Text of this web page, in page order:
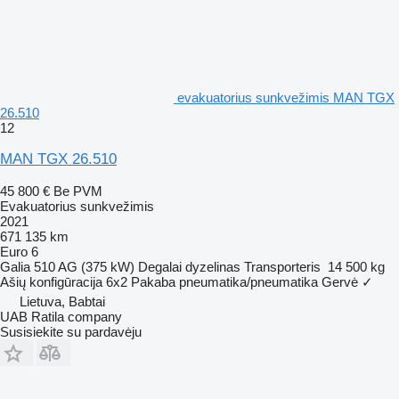
evakuatorius sunkvežimis MAN TGX
26.510
12
MAN TGX 26.510
45 800 € Be PVM
Evakuatorius sunkvežimis
2021
671 135 km
Euro 6
Galia 510 AG (375 kW) Degalai dyzelinas Transporteris 14 500 kg
Ašių konfigūracija 6x2 Pakaba pneumatika/pneumatika Gervė ✓
Lietuva, Babtai
UAB Ratila company
Susisiekite su pardavėju